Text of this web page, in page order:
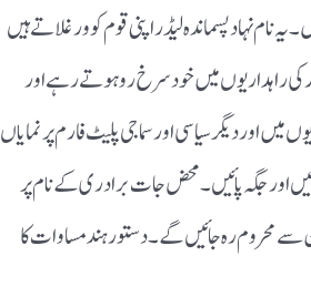
نہاد پسماندہ لیڈر اپنی قوم کو ورغلاتے ہیں
کی راہداریوں میں خود سرخ رو ہوتے رہے اور
دیگر سیاسی اور سماجی پلیٹ فارم پر نمایاں
اور جگہ پائیں۔ محض جات برادری کے نام پر
محروم رہ جائیں گے۔ دستور ہند مساوات کا